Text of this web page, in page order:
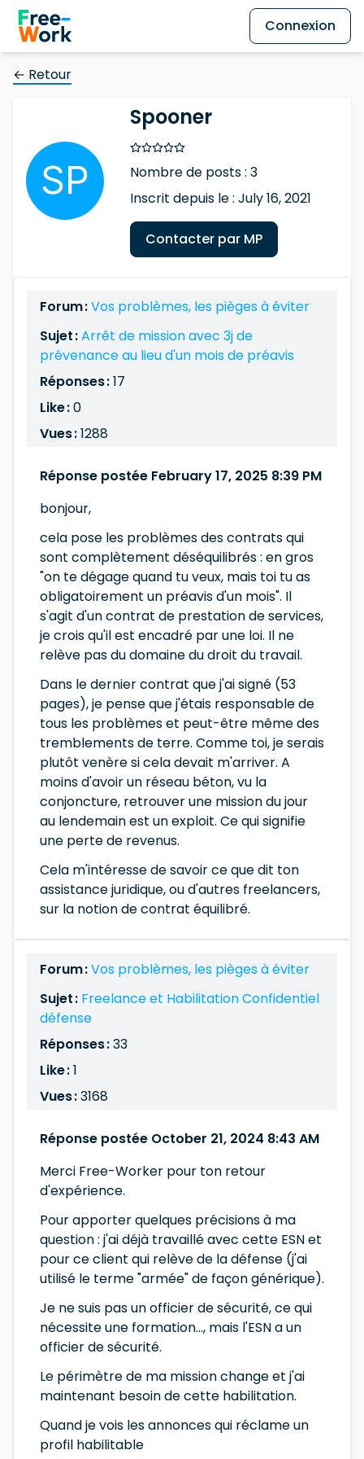
Connexion
← Retour
Spooner
Nombre de posts : 3
Inscrit depuis le : July 16, 2021
Contacter par MP
Forum :Vos problèmes, les pièges à éviter
Sujet :Arrêt de mission avec 3j de
prévenance au lieu d'un mois de préavis
Réponses :17
Like :0
Vues :1288
Réponse postée February 17, 2025 8:39 PM
bonjour,
cela pose les problèmes des contrats qui
sont complètement déséquilibrés : en gros
"on te dégage quand tu veux, mais toi tu as
obligatoirement un préavis d'un mois". Il
s'agit d'un contrat de prestation de services,
je crois qu'il est encadré par une loi. Il ne
relève pas du domaine du droit du travail.
Dans le dernier contrat que j'ai signé (53
pages), je pense que j'étais responsable de
tous les problèmes et peut-être même des
tremblements de terre. Comme toi, je serais
plutôt venère si cela devait m'arriver. A
moins d'avoir un réseau béton, vu la
conjoncture, retrouver une mission du jour
au lendemain est un exploit. Ce qui signifie
une perte de revenus.
Cela m'intéresse de savoir ce que dit ton
assistance juridique, ou d'autres freelancers,
sur la notion de contrat équilibré.
Forum :Vos problèmes, les pièges à éviter
Sujet : Freelance et Habilitation Confidentiel
défense
Réponses :33
Like :1
Vues :3168
Réponse postée October 21, 2024 8:43 AM
Merci Free-Worker pour ton retour
d'expérience.
Pour apporter quelques précisions à ma
question : j'ai déjà travaillé avec cette ESN et
pour ce client qui relève de la défense (j'ai
utilisé le terme "armée" de façon générique).
Je ne suis pas un officier de sécurité, ce qui
nécessite une formation..., mais l'ESN a un
officier de sécurité.
Le périmètre de ma mission change et j'ai
maintenant besoin de cette habilitation.
Quand je vois les annonces qui réclame un
profil habilitable